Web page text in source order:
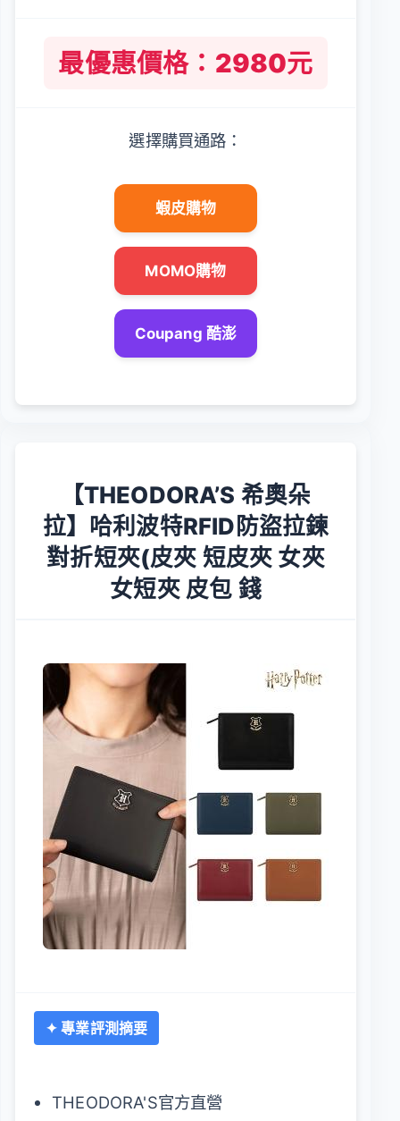
最優惠價格：2980元
選擇購買通路：
蝦皮購物
MOMO購物
Coupang 酷澎
【THEODORA’S 希奧朵
拉】哈利波特RFID防盜拉鍊
對折短夾(皮夾 短皮夾 女夾
女短夾 皮包 錢
✦ 專業評測摘要
THEODORA'S官方直營